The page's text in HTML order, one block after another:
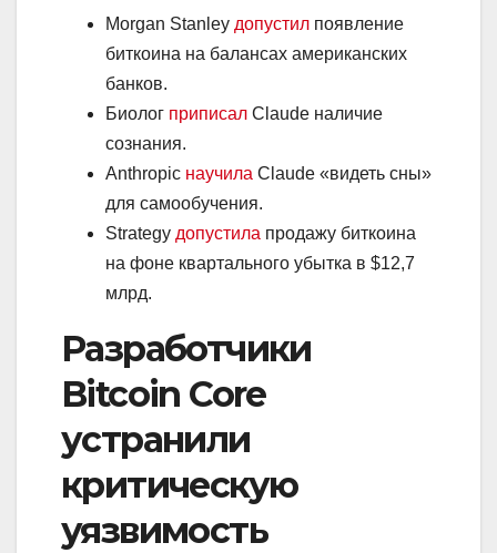
Morgan Stanley допустил появление
биткоина на балансах американских
банков.
Биолог приписал Claude наличие
сознания.
Anthropic научила Claude «видеть сны»
для самообучения.
Strategy допустила продажу биткоина
на фоне квартального убытка в $12,7
млрд.
Разработчики
Bitcoin Core
устранили
критическую
уязвимость